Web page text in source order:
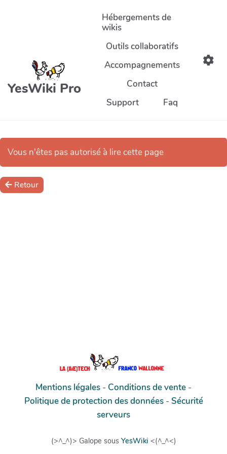
Aller au contenu principal
YesWiki Pro
Hébergements de
wikis
Outils collaboratifs
Accompagnements
Contact
Support
Faq
Vous n'êtes pas autorisé à lire cette page
Retour
Mentions légales - Conditions de vente -
Politique de protection des données- Sécurité
serveurs
(>^_^)> Galope sous YesWiki <(^_^<)